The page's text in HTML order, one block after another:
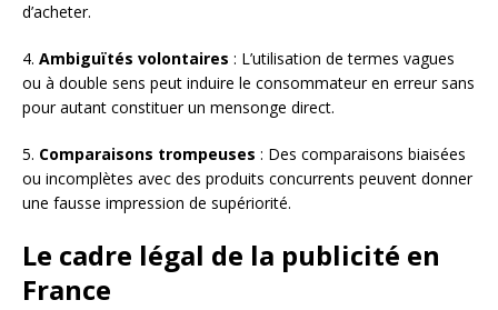
d’acheter.
4. Ambiguïtés volontaires : L’utilisation de termes vagues
ou à double sens peut induire le consommateur en erreur sans
pour autant constituer un mensonge direct.
5. Comparaisons trompeuses : Des comparaisons biaisées
ou incomplètes avec des produits concurrents peuvent donner
une fausse impression de supériorité.
Le cadre légal de la publicité en
France